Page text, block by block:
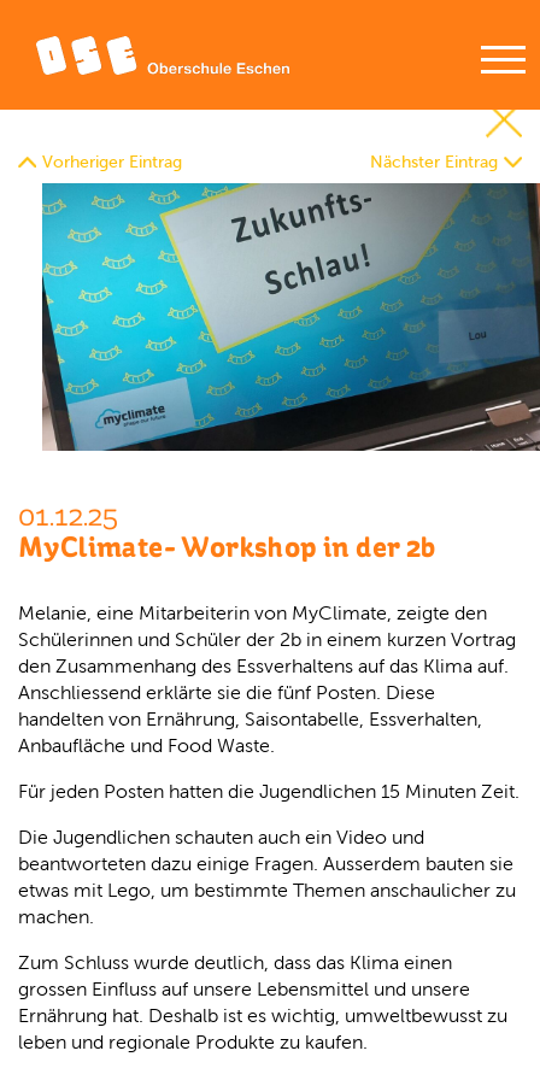
Vorheriger Eintrag Nächster Eintrag
01.12.25
MyClimate- Workshop in der 2b
Melanie, eine Mitarbeiterin von MyClimate, zeigte den
Schülerinnen und Schüler der 2b in einem kurzen Vortrag
den Zusammenhang des Essverhaltens auf das Klima auf.
Anschliessend erklärte sie die fünf Posten. Diese
handelten von Ernährung, Saisontabelle, Essverhalten,
Anbaufläche und Food Waste.
Für jeden Posten hatten die Jugendlichen 15 Minuten Zeit.
Die Jugendlichen schauten auch ein Video und
beantworteten dazu einige Fragen. Ausserdem bauten sie
etwas mit Lego, um bestimmte Themen anschaulicher zu
machen.
Zum Schluss wurde deutlich, dass das Klima einen
grossen Einfluss auf unsere Lebensmittel und unsere
Ernährung hat. Deshalb ist es wichtig, umweltbewusst zu
leben und regionale Produkte zu kaufen.